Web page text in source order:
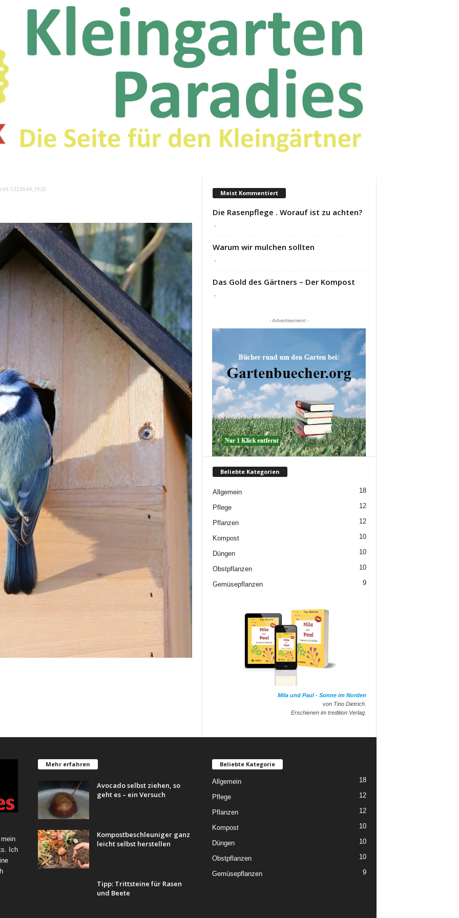
tit-1322644_1920 Meist Kommentiert
Die Rasenpflege . Worauf ist zu achten?
-
Warum wir mulchen sollten
-
Das Gold des Gärtners – Der Kompost
-
- Advertisement -
Beliebte Kategorien
Allgemein 18
Pflege 12
Pflanzen 12
Kompost 10
Düngen 10
Obstpflanzen 10
Gemüsepflanzen 9
Mila und Paul - Sonne im Norden
von Tino Dietrich.
Erschienen im tredition Verlag.
Ich
Mehr erfahren
Avocado selbst ziehen, so
geht es – ein Versuch
Kompostbeschleuniger ganz
leicht selbst herstellen
Tipp: Trittsteine für Rasen
und Beete
Beliebte Kategorie
Allgemein 18
Pflege 12
Pflanzen 12
Kompost 10
Düngen 10
Obstpflanzen 10
Gemüsepflanzen 9